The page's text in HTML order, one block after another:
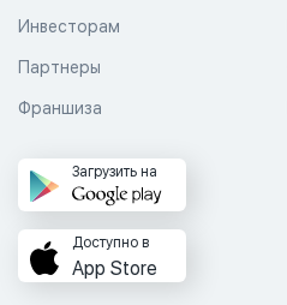
Инвесторам
Партнеры
Франшиза
Загрузить на
Доступно в
App Store